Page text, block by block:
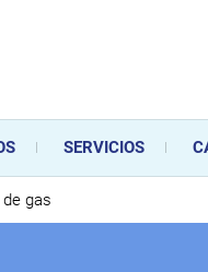
en la instalación,
aparatos de gas,
SERVICIOS
gas